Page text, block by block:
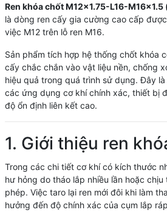
Ren khóa chốt M12x1.75-L16-M16x1.5
là dòng ren cấy gia cường cao cấp
việc M12 trên lỗ ren M16.
Sản phẩm tích hợp hệ thống chốt khóa
cấy chắc chắn vào vật liệu nền, chống
hiệu quả trong quá trình sử dụng. Đây
các ứng dụng cơ khí chính xác, thiết bị
độ ổn định liên kết cao.
1. Giới thiệu ren
Trong các chi tiết cơ khí có kích thước
hư hỏng do tháo lắp nhiều lần hoặc
phép. Việc taro lại ren mới đôi khi làm
hưởng đến độ chính xác của cụm lắp